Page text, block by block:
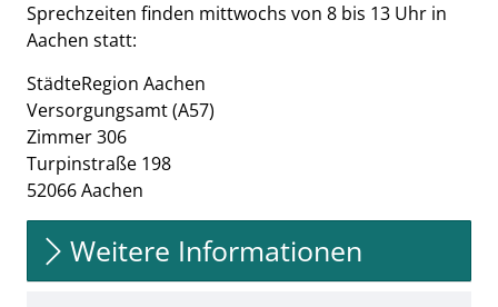
Sprechzeiten finden mittwochs von 8 bis 13 Uhr in
Aachen statt:
StädteRegion Aachen
Versorgungsamt (A57)
Zimmer 306
Turpinstraße 198
52066 Aachen
Weitere Informationen